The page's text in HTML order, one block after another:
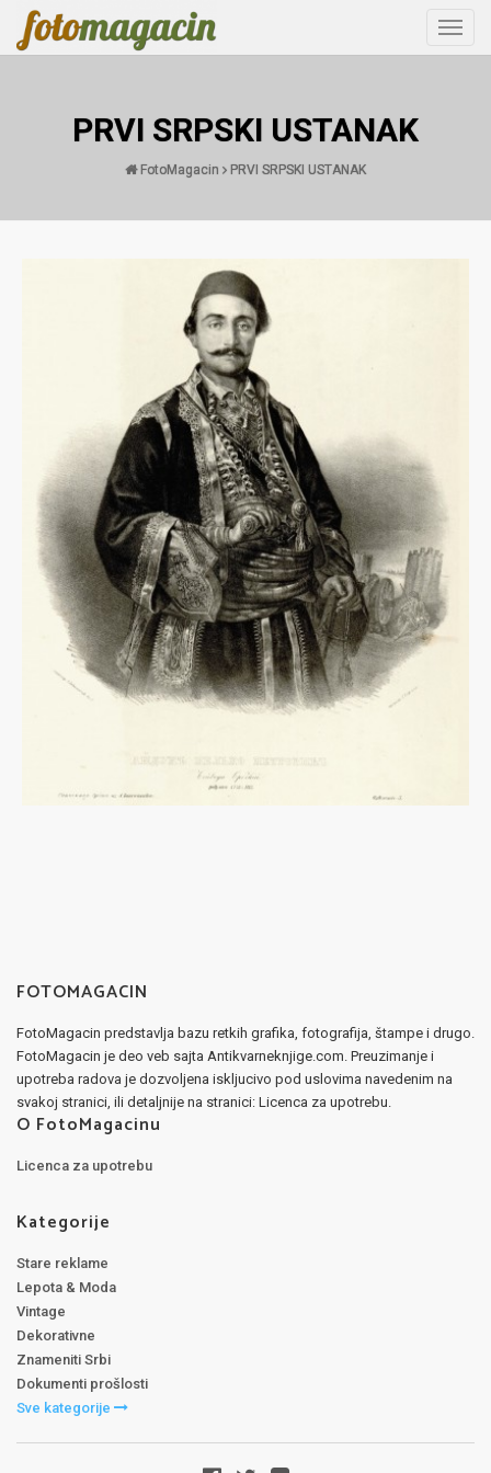
Toggle
PRVI SRPSKI USTANAK
FotoMagacin PRVI SRPSKI USTANAK
FOTOMAGACIN
FotoMagacin predstavlja bazu retkih grafika, fotografija, štampe i drugo.
FotoMagacin je deo veb sajta Antikvarneknjige.com. Preuzimanje i
upotreba radova je dozvoljena iskljucivo pod uslovima navedenim na
svakoj stranici, ili detaljnije na stranici: Licenca za upotrebu.
O FotoMagacinu
Licenca za upotrebu
Kategorije
Stare reklame
Lepota & Moda
Vintage
Dekorativne
Znameniti Srbi
Dokumenti prošlosti
Sve kategorije